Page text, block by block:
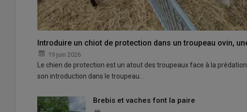
Introduire un chiot de protection dans un troupeau ovin,
19 juin 2026
Le chien de protection est un atout des troupeaux face à la
son introduction dans le troupeau…
Brebis et vaches font la paire